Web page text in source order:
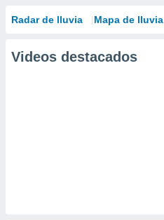
Radar de lluvia Mapa de lluvia
Videos destacados